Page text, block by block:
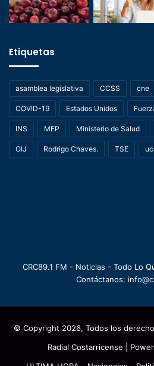
Etiquetas
asamblea legislativa CCSS cne
COVID-19 Estados Unidos
INS MEP Ministerio de Salud
OIJ Rodrigo Chaves. TSE
CRC89.1 FM - Noticias - Todo Lo
Contáctanos:
© Copyright 2026, Todos los
Radial Costarricense |